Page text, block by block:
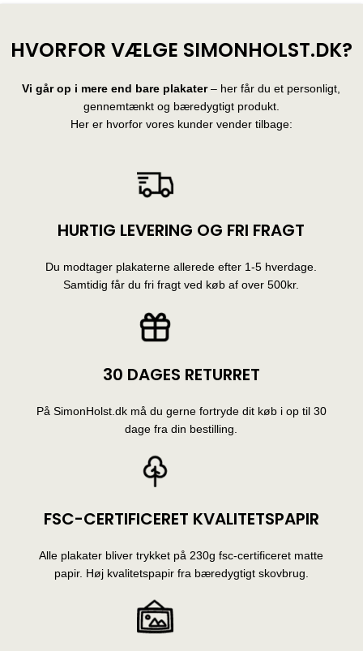
HVORFOR VÆLGE SIMONHOLST.DK?
Vi går op i mere end bare plakater– her får du et personligt,
gennemtænkt og bæredygtigt produkt.
Her er hvorfor vores kunder vender tilbage:
HURTIG LEVERING OG FRI FRAGT
Du modtager plakaterne allerede efter 1-5 hverdage.
Samtidig får du fri fragt ved køb af over 500kr.
30 DAGES RETURRET
På SimonHolst.dk må du gerne fortryde dit køb i op til 30
dage fra din bestilling.
FSC-CERTIFICERET KVALITETSPAPIR
Alle plakater bliver trykket på 230g fsc-certificeret matte
papir. Høj kvalitetspapir fra bæredygtigt skovbrug.